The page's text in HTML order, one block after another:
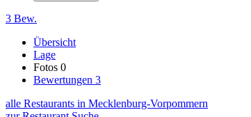
3 Bew.
Übersicht
Lage
Fotos 0
Bewertungen 3
alle Restaurants in Mecklenburg-Vorpommern